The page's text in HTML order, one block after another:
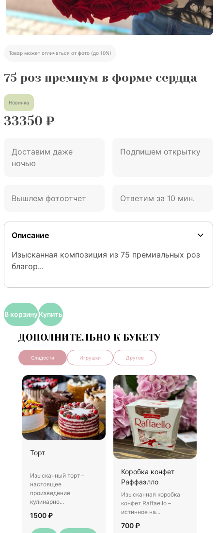
Товар может отличаться от фото (до 10%)
75 роз премиум в форме сердца
Новинка
33350 ₽
Доставим даже
ночью
Подпишем открытку
Вышлем фотоотчет Ответим за 10 мин.
Описание
Изысканная композиция из 75 премиальных роз
благор...
В корзинуКупить
ДОПОЛНИТЕЛЬНО К БУКЕТУ
Сладости Игрушки Другое
Торт
Изысканный торт –
настоящее
произведение
кулинарно...
1500 ₽
Коробка конфет
Раффаэлло
Изысканная коробка
конфет Raffaello –
истинное на...
700 ₽